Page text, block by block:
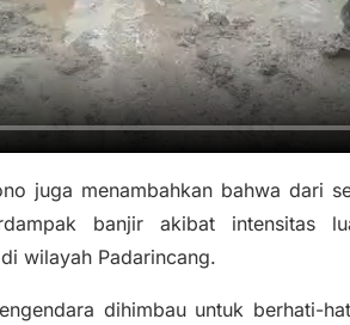
juga menambahkan bahwa dari
banjir akibat intensitas
wilayah Padarincang.
dihimbau untuk berhati-